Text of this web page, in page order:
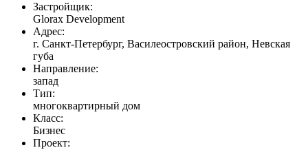
Застройщик:
Glorax Development
Адрес:
г. Санкт-Петербург, Василеостровский район, Невская
губа
Направление:
запад
Тип:
многоквартирный дом
Класс:
Бизнес
Проект: